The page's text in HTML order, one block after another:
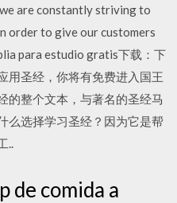
are constantly striving to
order to give our customers
para estudio gratis下载：下
用圣经，你将有免费进入国王
的整个文本，与著名的圣经马
么选择学习圣经？因为它是帮
..
de comida a